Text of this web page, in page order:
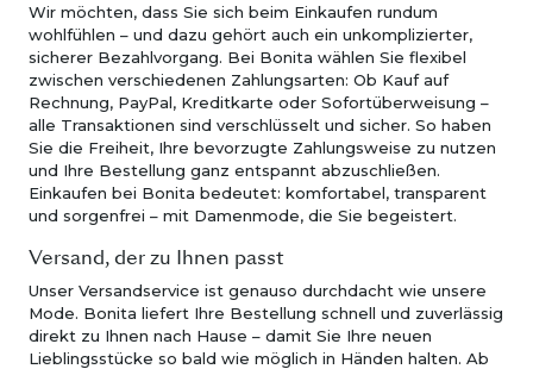
Wir möchten, dass Sie sich beim Einkaufen rundum
wohlfühlen – und dazu gehört auch ein unkomplizierter,
sicherer Bezahlvorgang. Bei Bonita wählen Sie flexibel
zwischen verschiedenen Zahlungsarten: Ob Kauf auf
Rechnung, PayPal, Kreditkarte oder Sofortüberweisung –
alle Transaktionen sind verschlüsselt und sicher. So haben
Sie die Freiheit, Ihre bevorzugte Zahlungsweise zu nutzen
und Ihre Bestellung ganz entspannt abzuschließen.
Einkaufen bei Bonita bedeutet: komfortabel, transparent
und sorgenfrei – mit Damenmode, die Sie begeistert.
Versand, der zu Ihnen passt
Unser Versandservice ist genauso durchdacht wie unsere
Mode. Bonita liefert Ihre Bestellung schnell und zuverlässig
direkt zu Ihnen nach Hause – damit Sie Ihre neuen
Lieblingsstücke so bald wie möglich in Händen halten. Ab